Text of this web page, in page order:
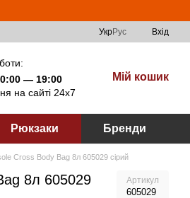
УкрРус Вхід
— 19:00
на сайті 24х7
Мій кошик
Рюкзаки Бренди
Cross Body Bag 8л 605029 сірий
8л 605029
Артикул
605029